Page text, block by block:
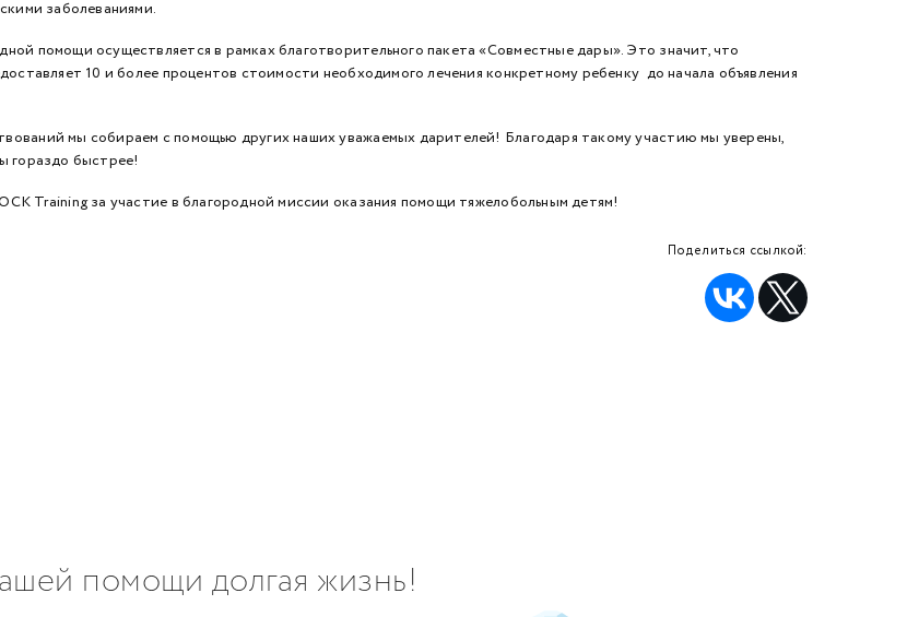
заболеваниями.
помощи осуществляется в рамках благотворительного пакета «Совместные дары». Это значит, что
10 и более процентов стоимости необходимого лечения конкретному ребенку до начала объявления
мы собираем с помощью других наших уважаемых дарителей! Благодаря такому участию мы уверены,
гораздо быстрее!
Training за участие в благородной миссии оказания помощи тяжелобольным детям!
Поделиться ссылкой:
помощи долгая жизнь!